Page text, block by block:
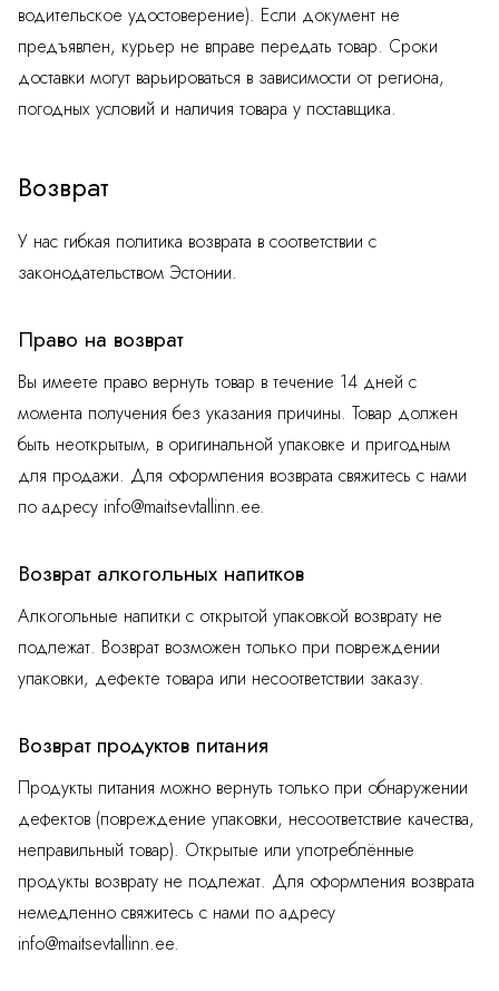
водительское удостоверение). Если документ не
предъявлен, курьер не вправе передать товар. Сроки
доставки могут варьироваться в зависимости от региона,
погодных условий и наличия товара у поставщика.
Возврат
У нас гибкая политика возврата в соответствии с
законодательством Эстонии.
Право на возврат
Вы имеете право вернуть товар в течение 14 дней с
момента получения без указания причины. Товар должен
быть неоткрытым, в оригинальной упаковке и пригодным
для продажи. Для оформления возврата свяжитесь с нами
по адресу info@maitsevtallinn.ee.
Возврат алкогольных напитков
Алкогольные напитки с открытой упаковкой возврату не
подлежат. Возврат возможен только при повреждении
упаковки, дефекте товара или несоответствии заказу.
Возврат продуктов питания
Продукты питания можно вернуть только при обнаружении
дефектов (повреждение упаковки, несоответствие качества,
неправильный товар). Открытые или употреблённые
продукты возврату не подлежат. Для оформления возврата
немедленно свяжитесь с нами по адресу
info@maitsevtallinn.ee.